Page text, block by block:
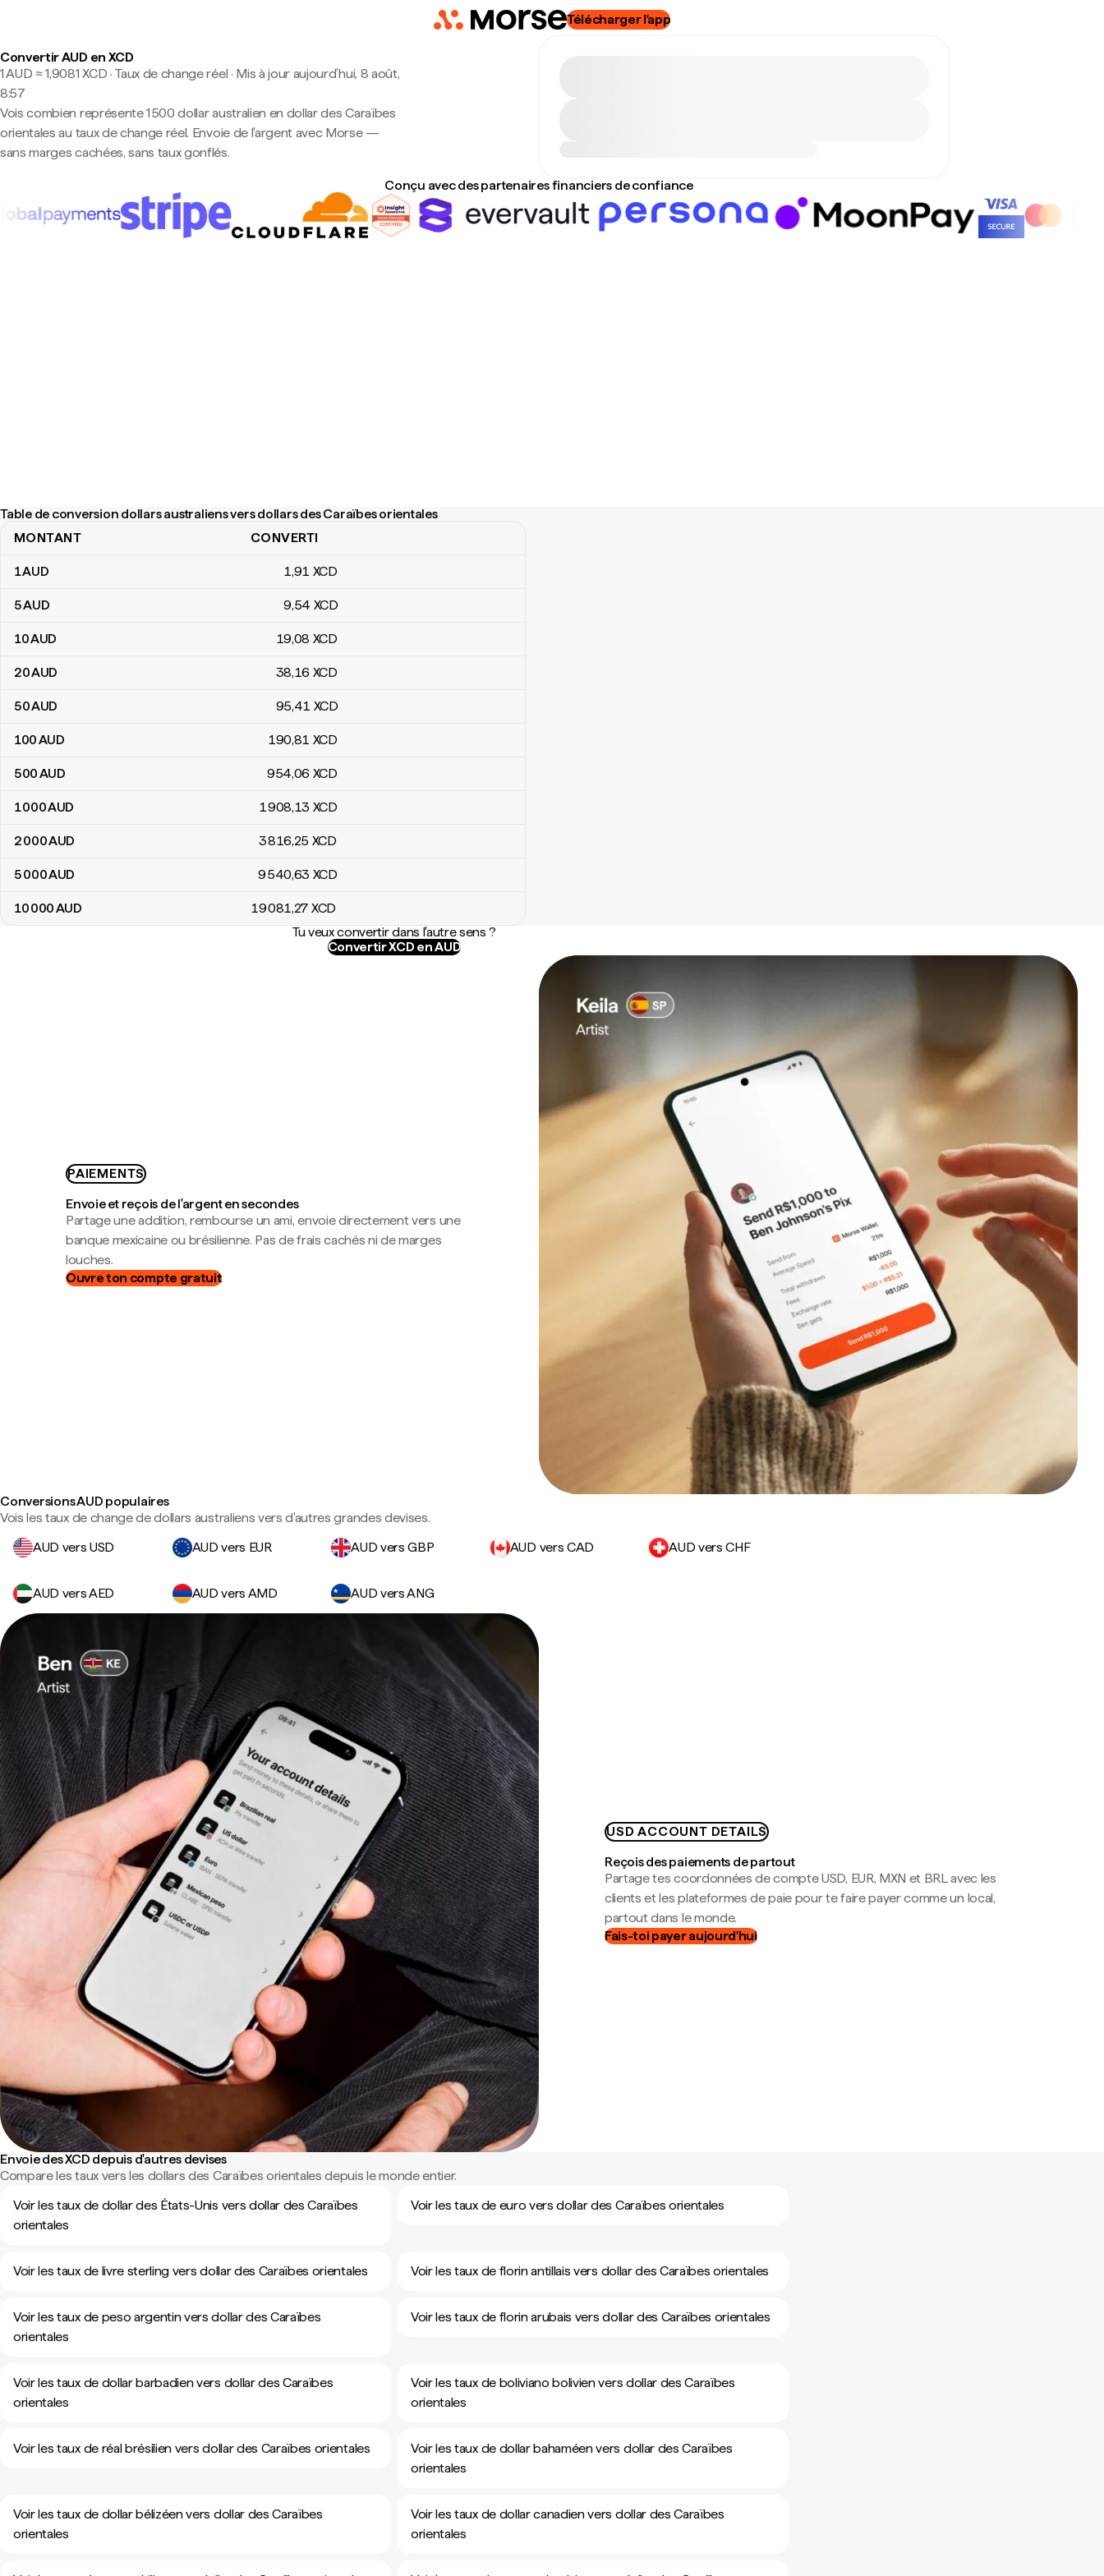
Télécharger l'app
Convertir AUD en XCD
1 AUD ≈ 1,9081 XCD · Taux de change réel · Mis à jour aujourd’hui, 8 août,
8:57
Vois combien représente 1 500 dollar australien en dollar des Caraïbes
orientales au taux de change réel. Envoie de l'argent avec Morse —
sans marges cachées, sans taux gonflés.
Conçu avec des partenaires financiers de confiance
Table de conversion dollars australiens vers dollars des Caraïbes orientales
Table de conversion dollars australiens vers dollars des Caraïbes orientales
MONTANT CONVERTI
1AUD 1,91 XCD
5AUD 9,54 XCD
10AUD 19,08 XCD
20AUD 38,16 XCD
50AUD 95,41 XCD
100AUD 190,81 XCD
500AUD 954,06 XCD
1 000AUD 1 908,13 XCD
2 000AUD 3 816,25 XCD
5 000AUD 9 540,63 XCD
10 000AUD 19 081,27 XCD
Tu veux convertir dans l'autre sens ?
Convertir XCD en AUD
PAIEMENTS
Envoie et reçois de l'argent en secondes
Partage une addition, rembourse un ami, envoie directement vers une
banque mexicaine ou brésilienne. Pas de frais cachés ni de marges
louches.
Ouvre ton compte gratuit
Conversions AUD populaires
Vois les taux de change de dollars australiens vers d'autres grandes devises.
AUD vers USD
AUD vers EUR AUD vers GBP AUD vers CAD AUD vers CHF
AUD vers AED AUD vers AMD AUD vers ANG
USD ACCOUNT DETAILS
Reçois des paiements de partout
Partage tes coordonnées de compte USD, EUR, MXN et BRL avec les
clients et les plateformes de paie pour te faire payer comme un local,
partout dans le monde.
Fais-toi payer aujourd'hui
Envoie des XCD depuis d'autres devises
Compare les taux vers les dollars des Caraïbes orientales depuis le monde entier.
Voir les taux de dollar des États-Unis vers dollar des Caraïbes
orientales
Voir les taux de euro vers dollar des Caraïbes orientales
Voir les taux de livre sterling vers dollar des Caraïbes orientales Voir les taux de florin antillais vers dollar des Caraïbes orientales
Voir les taux de peso argentin vers dollar des Caraïbes
orientales
Voir les taux de florin arubais vers dollar des Caraïbes orientales
Voir les taux de dollar barbadien vers dollar des Caraïbes
orientales
Voir les taux de boliviano bolivien vers dollar des Caraïbes
orientales
Voir les taux de réal brésilien vers dollar des Caraïbes orientales
Voir les taux de dollar bahaméen vers dollar des Caraïbes
orientales
Voir les taux de dollar bélizéen vers dollar des Caraïbes
orientales
Voir les taux de dollar canadien vers dollar des Caraïbes
orientales